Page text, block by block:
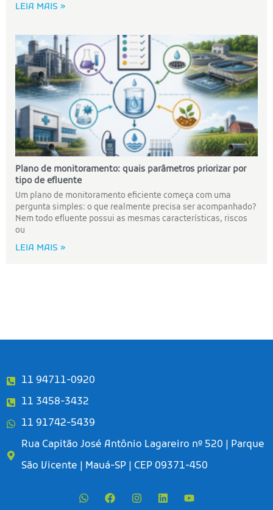
LEIA MAIS »
Plano de monitoramento: quais parâmetros priorizar por
tipo de efluente
Um plano de monitoramento eficiente começa com uma
pergunta simples: o que realmente precisa ser acompanhado?
Nem todo efluente possui as mesmas características, riscos
ou
LEIA MAIS »
11 94711-0920
11 3458-3432
11 91742-5439
Rua Capitão José Antônio Lagareiro nº 520 | Parque
São Vicente | Mauá-SP | CEP 09371-450